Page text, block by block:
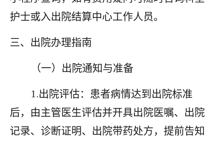
护士或入出院结算中心工作人员。
三、出院办理指南
（一）出院通知与准备
1.出院评估：患者病情达到出院标准
后，由主管医生评估并开具出院医嘱、出院
记录、诊断证明、出院带药处方，提前告知